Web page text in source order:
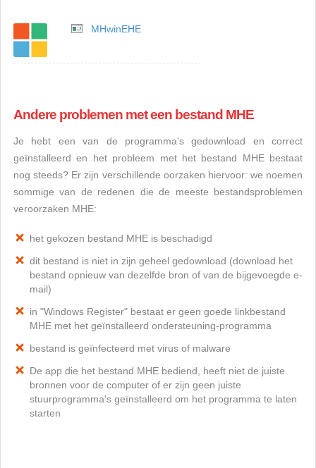
MHwinEHE
Andere problemen met een bestand MHE
Je hebt een van de programma's gedownload en correct
geïnstalleerd en het probleem met het bestand MHE bestaat
nog steeds? Er zijn verschillende oorzaken hiervoor: we noemen
sommige van de redenen die de meeste bestandsproblemen
veroorzaken MHE:
het gekozen bestand MHE is beschadigd
dit bestand is niet in zijn geheel gedownload (download het
bestand opnieuw van dezelfde bron of van de bijgevoegde e-
mail)
in "Windows Register" bestaat er geen goede linkbestand
MHE met het geïnstalleerd ondersteuning-programma
bestand is geïnfecteerd met virus of malware
De app die het bestand MHE bediend, heeft niet de juiste
bronnen voor de computer of er zijn geen juiste
stuurprogramma's geïnstalleerd om het programma te laten
starten